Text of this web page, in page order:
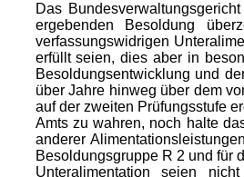
Das
ergebenden Besoldung
verfassungswidrigen
erfüllt seien, dies aber in
Besoldungsentwicklung und
über Jahre hinweg über dem
auf der zweiten Prüfungsstufe
Amts zu wahren, noch halte
anderer
Besoldungsgruppe R 2 und für
Unteralimentation seien